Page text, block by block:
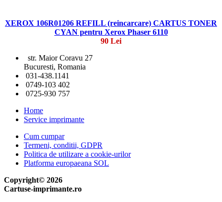
XEROX 106R01206 REFILL (reincarcare) CARTUS TONER
CYAN pentru Xerox Phaser 6110
90 Lei
str. Maior Coravu 27
Bucuresti, Romania
031-438.1141
0749-103 402
0725-930 757
Home
Service imprimante
Cum cumpar
Termeni, conditii, GDPR
Politica de utilizare a cookie-urilor
Platforma europaeana SOL
Copyright© 2026
Cartuse-imprimante.ro